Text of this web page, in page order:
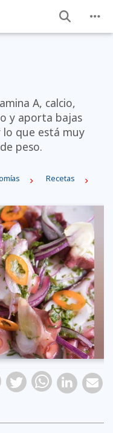
A, calcio,
y aporta bajas
lo que está muy
peso.
Recetas